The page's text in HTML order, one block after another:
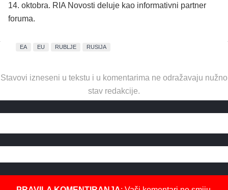
14. oktobra. RIA Novosti deluje kao informativni partner
foruma.
EA EU RUBLJE RUSIJA
Stavovi izneseni u tekstu i u komentarima ne odražavaju nužno
stav redakcije.